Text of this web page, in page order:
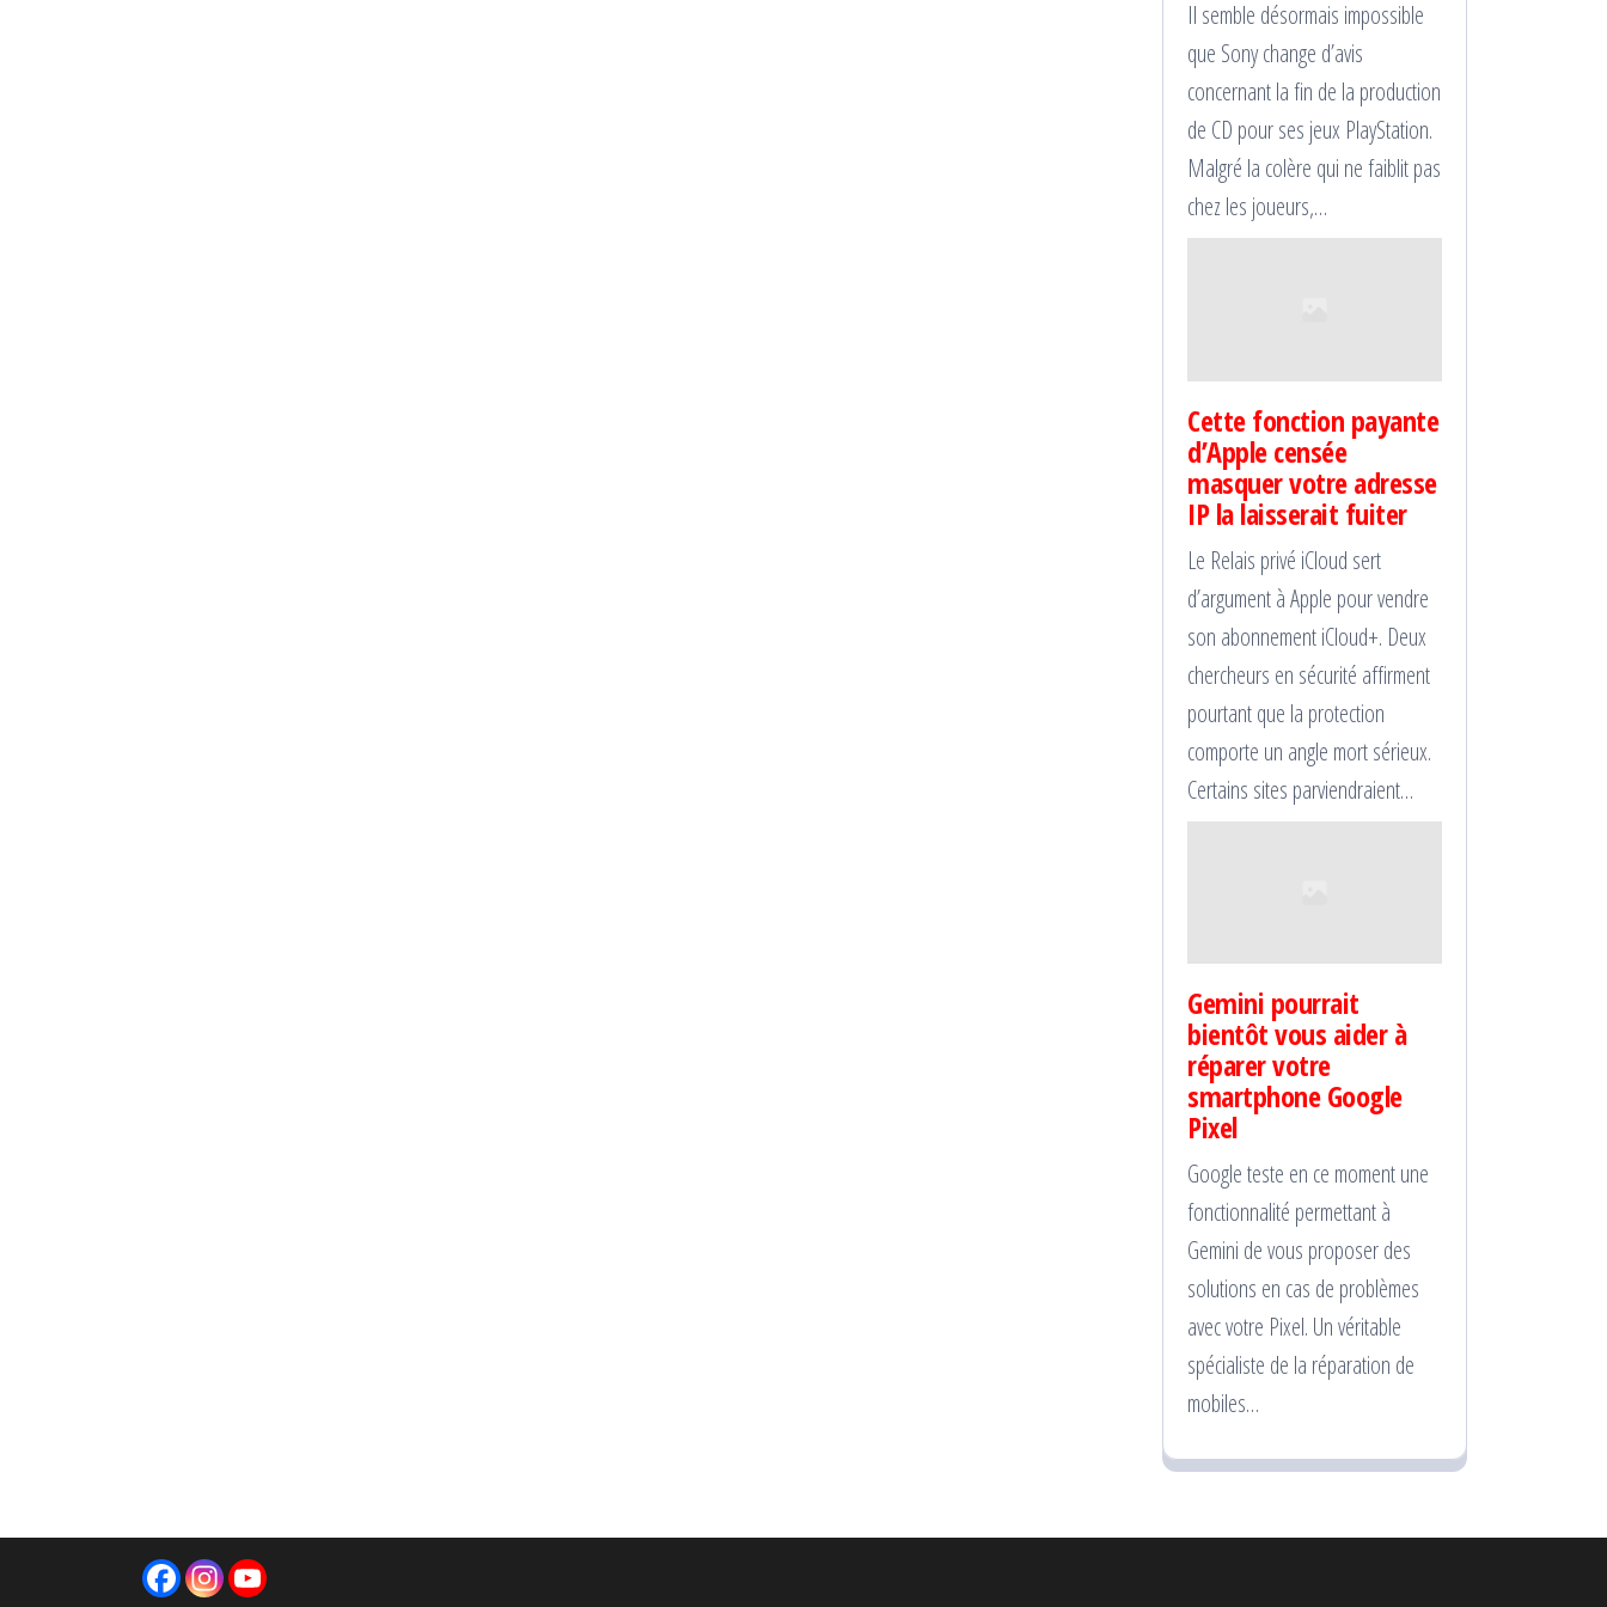
Il semble désormais impossible
que Sony change d’avis
concernant la fin de la production
de CD pour ses jeux PlayStation.
Malgré la colère qui ne faiblit pas
chez les joueurs,…
Cette fonction payante
d’Apple censée
masquer votre adresse
IP la laisserait fuiter
Le Relais privé iCloud sert
d’argument à Apple pour vendre
son abonnement iCloud+. Deux
chercheurs en sécurité affirment
pourtant que la protection
comporte un angle mort sérieux.
Certains sites parviendraient…
Gemini pourrait
bientôt vous aider à
réparer votre
smartphone Google
Pixel
Google teste en ce moment une
fonctionnalité permettant à
Gemini de vous proposer des
solutions en cas de problèmes
avec votre Pixel. Un véritable
spécialiste de la réparation de
mobiles…